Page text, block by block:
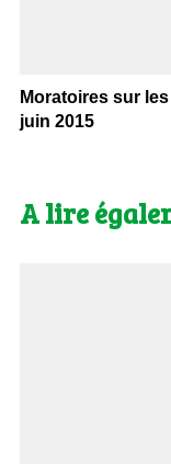
Moratoires sur
juin 2015
A lire